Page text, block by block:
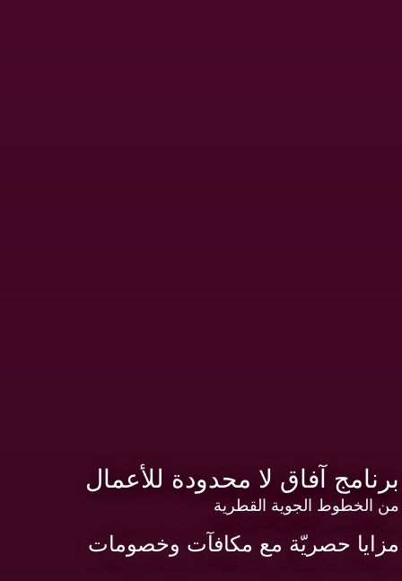
برنامج آفاق لا محدودة للأعمال
من الخطوط الجوية القطرية
مزايا حصريّة مع مكافآت وخصومات